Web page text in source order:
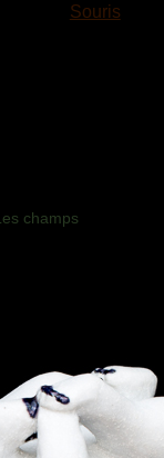
Souris
champs